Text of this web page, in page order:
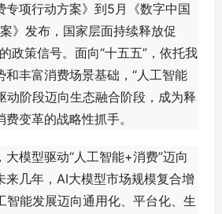
专项行动方案》到5月《数字中国
》发布，国家层面持续释放促
政策信号。面向“十五五”，依托我
和丰富消费场景基础，“人工智能
动阶段迈向生态融合阶段，成为释
变革的战略性抓手。
模型驱动“人工智能+消费”迈向
来几年，AI大模型市场规模复合增
智能发展迈向通用化、平台化、生